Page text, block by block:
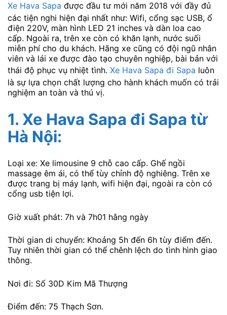
Xe Hava Sapa được đầu tư mới năm 2018 với đầy đủ
các tiện nghi hiện đại nhất như: Wifi, cổng sạc USB, ổ
điện 220V, màn hình LED 21 inches và dàn loa cao
cấp. Ngoài ra, trên xe còn có khăn lạnh, nước suối
miễn phí cho du khách. Hãng xe cũng có đội ngũ nhân
viên và lái xe được đào tạo chuyên nghiệp, bài bản với
thái độ phục vụ nhiệt tình. Xe Hava Sapa đi Sapa luôn
là sự lựa chọn chất lượng cho hành khách muốn có trải
nghiệm an toàn và thú vị.
1. Xe Hava Sapa đi Sapa từ
Hà Nội:
Loại xe: Xe limousine 9 chỗ cao cấp. Ghế ngồi
massage êm ái, có thể tùy chỉnh độ nghiêng. Trên xe
được trang bị máy lạnh, wifi hiện đại, ngoài ra còn có
cổng usb tiện lợi.
Giờ xuất phát: 7h và 7h01 hằng ngày
Thời gian di chuyển: Khoảng 5h đến 6h tùy điểm đến.
Tuy nhiên thời gian có thể chênh lệch do tình hình giao
thông.
Nơi đi: Số 30D Kim Mã Thượng
Điểm đến: 75 Thạch Sơn.